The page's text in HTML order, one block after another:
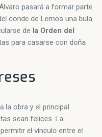
pasará a formar parte
conde de Lemos una bula
de la Orden del
para casarse con doña
la obra y el principal
sean felices. La
el vínculo entre el